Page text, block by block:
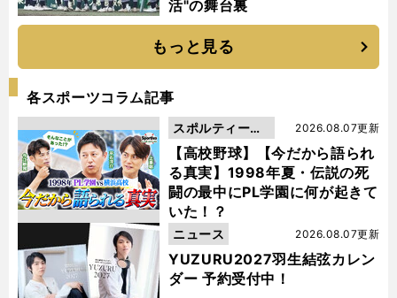
活"の舞台裏
もっと見る
各スポーツコラム記事
【高校野球】【今だから語られ
る真実】1998年夏・伝説の死
闘の最中にPL学園に何が起きて
いた！？
2026.08.07更新
スポルティーバ
動画
YUZURU2027羽生結弦カレン
ダー 予約受付中！
2026.08.07更新
ニュース